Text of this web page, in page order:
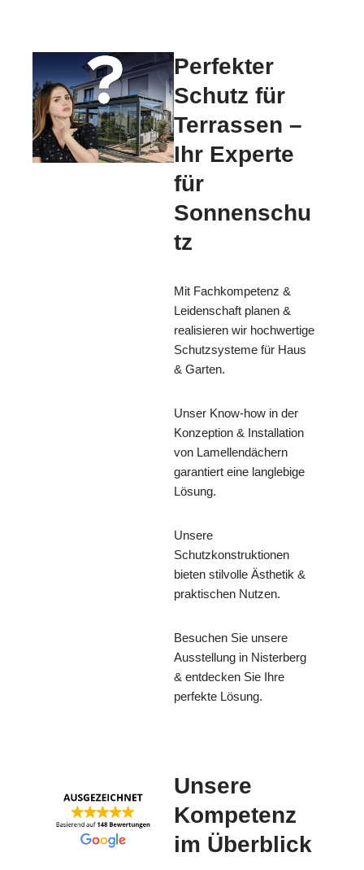
Perfekter
Schutz für
Terrassen –
Ihr Experte
für
Sonnenschu
tz
Mit Fachkompetenz &
Leidenschaft planen &
realisieren wir hochwertige
Schutzsysteme für Haus
& Garten.
Unser Know-how in der
Konzeption & Installation
von Lamellendächern
garantiert eine langlebige
Lösung.
Unsere
Schutzkonstruktionen
bieten stilvolle Ästhetik &
praktischen Nutzen.
Besuchen Sie unsere
Ausstellung in Nisterberg
& entdecken Sie Ihre
perfekte Lösung.
Unsere
Kompetenz
im Überblick